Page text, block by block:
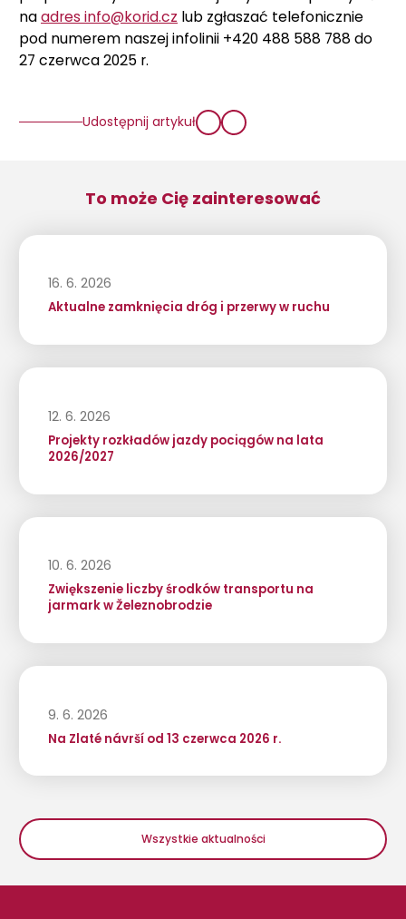
naadres info@korid.cz lub zgłaszać telefonicznie
pod numerem naszej infolinii +420 488 588 788 do
27 czerwca 2025 r.
Udostępnij artykuł
To może Cię zainteresować
16. 6. 2026
Aktualne zamknięcia dróg i przerwy w ruchu
12. 6. 2026
Projekty rozkładów jazdy pociągów na lata
2026/2027
10. 6. 2026
Zwiększenie liczby środków transportu na
jarmark w Železnobrodzie
9. 6. 2026
Na Zlaté návrší od 13 czerwca 2026 r.
Wszystkie aktualności